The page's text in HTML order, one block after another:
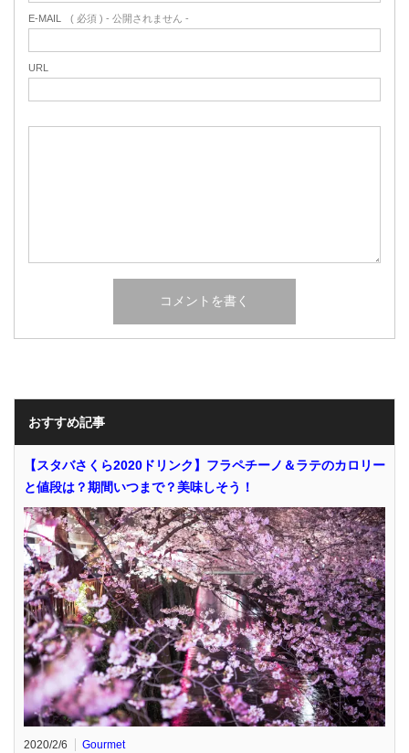
E-MAIL ( 必須 ) - 公開されません -
URL
おすすめ記事
【スタバさくら2020ドリンク】フラペチーノ＆ラテのカロリー
と値段は？期間いつまで？美味しそう！
2020/2/6 Gourmet